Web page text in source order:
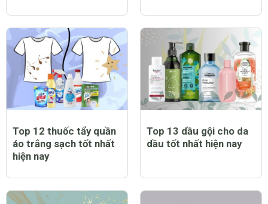
Top 12 thuốc tẩy quần
áo trắng sạch tốt nhất
hiện nay
Top 13 dầu gội cho da
dầu tốt nhất hiện nay